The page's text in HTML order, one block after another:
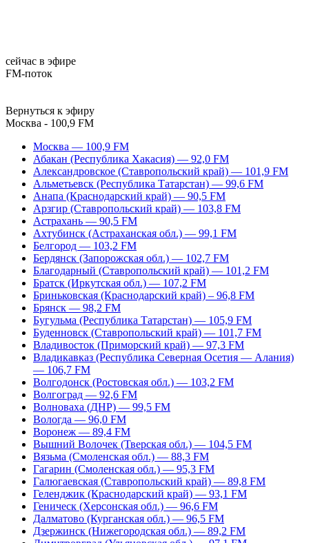
сейчас в эфире
FM-поток
Вернуться к эфиру
Москва - 100,9 FM
Москва — 100,9 FM
Абакан (Республика Хакасия) — 92,0 FM
Александровское (Ставропольский край) — 101,9 FM
Альметьевск (Республика Татарстан) — 99,6 FM
Анапа (Краснодарский край) — 90,5 FM
Арзгир (Ставропольский край) — 103,8 FM
Астрахань — 90,5 FM
Ахтубинск (Астраханская обл.) — 99,1 FM
Белгород — 103,2 FM
Бердянск (Запорожская обл.) — 102,7 FM
Благодарный (Ставропольский край) — 101,2 FM
Братск (Иркутская обл.) — 107,2 FM
Бриньковская (Краснодарский край) – 96,8 FM
Брянск — 98,2 FM
Бугульма (Республика Татарстан) — 105,9 FM
Буденновск (Ставропольский край) — 101,7 FM
Владивосток (Приморский край) — 97,3 FM
Владикавказ (Республика Северная Осетия — Алания)
— 106,7 FM
Волгодонск (Ростовская обл.) — 103,2 FM
Волгоград — 92,6 FM
Волноваха (ДНР) — 99,5 FM
Вологда — 96,0 FM
Воронеж — 89,4 FM
Вышний Волочек (Тверская обл.) — 104,5 FM
Вязьма (Смоленская обл.) — 88,3 FM
Гагарин (Смоленская обл.) — 95,3 FM
Галюгаевская (Ставропольский край) — 89,8 FM
Геленджик (Краснодарский край) — 93,1 FM
Геническ (Херсонская обл.) — 96,6 FM
Далматово (Курганская обл.) — 96,5 FM
Дзержинск (Нижегородская обл.) — 89,2 FM